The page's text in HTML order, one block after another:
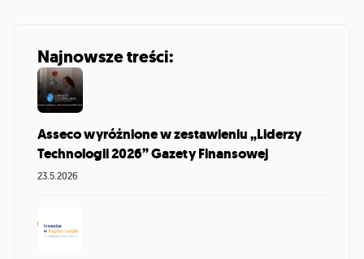
Najnowsze treści:
Asseco wyróżnione w zestawieniu „Liderzy
Technologii 2026” Gazety Finansowej
23.5.2026